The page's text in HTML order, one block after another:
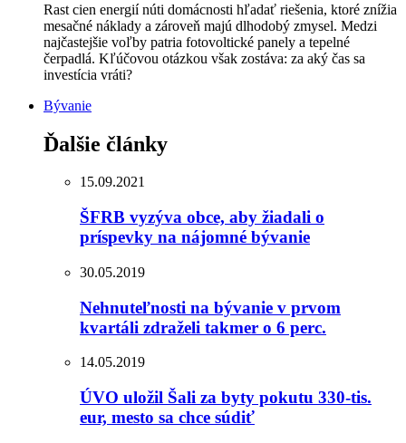
Rast cien energií núti domácnosti hľadať riešenia, ktoré znížia
mesačné náklady a zároveň majú dlhodobý zmysel. Medzi
najčastejšie voľby patria fotovoltické panely a tepelné
čerpadlá. Kľúčovou otázkou však zostáva: za aký čas sa
investícia vráti?
Bývanie
Ďalšie články
15.09.2021
ŠFRB vyzýva obce, aby žiadali o
príspevky na nájomné bývanie
30.05.2019
Nehnuteľnosti na bývanie v prvom
kvartáli zdraželi takmer o 6 perc.
14.05.2019
ÚVO uložil Šali za byty pokutu 330-tis.
eur, mesto sa chce súdiť